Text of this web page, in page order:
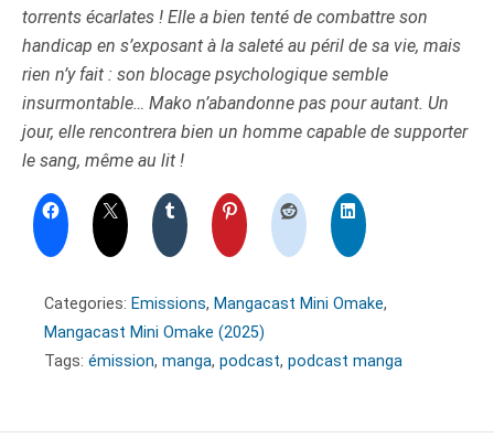
torrents écarlates ! Elle a bien tenté de combattre son
handicap en s’exposant à la saleté au péril de sa vie, mais
rien n’y fait : son blocage psychologique semble
insurmontable… Mako n’abandonne pas pour autant. Un
jour, elle rencontrera bien un homme capable de supporter
le sang, même au lit !
Categories: Emissions, Mangacast Mini Omake,
Mangacast Mini Omake (2025)
Tags: émission, manga, podcast, podcast manga